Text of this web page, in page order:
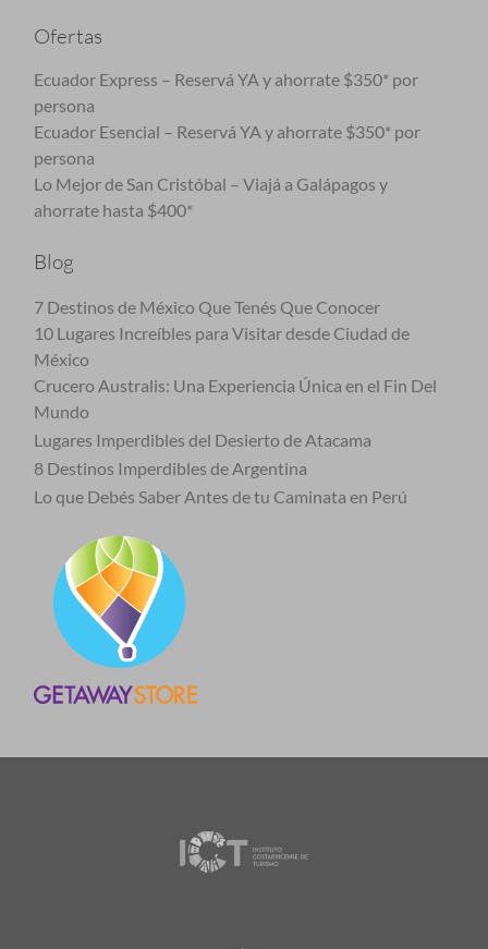
Ofertas
Ecuador Express – Reservá YA y ahorrate $350* por
persona
Ecuador Esencial – Reservá YA y ahorrate $350* por
persona
Lo Mejor de San Cristóbal – Viajá a Galápagos y
ahorrate hasta $400*
Blog
7 Destinos de México Que Tenés Que Conocer
10 Lugares Increíbles para Visitar desde Ciudad de
México
Crucero Australis: Una Experiencia Única en el Fin Del
Mundo
Lugares Imperdibles del Desierto de Atacama
8 Destinos Imperdibles de Argentina
Lo que Debés Saber Antes de tu Caminata en Perú